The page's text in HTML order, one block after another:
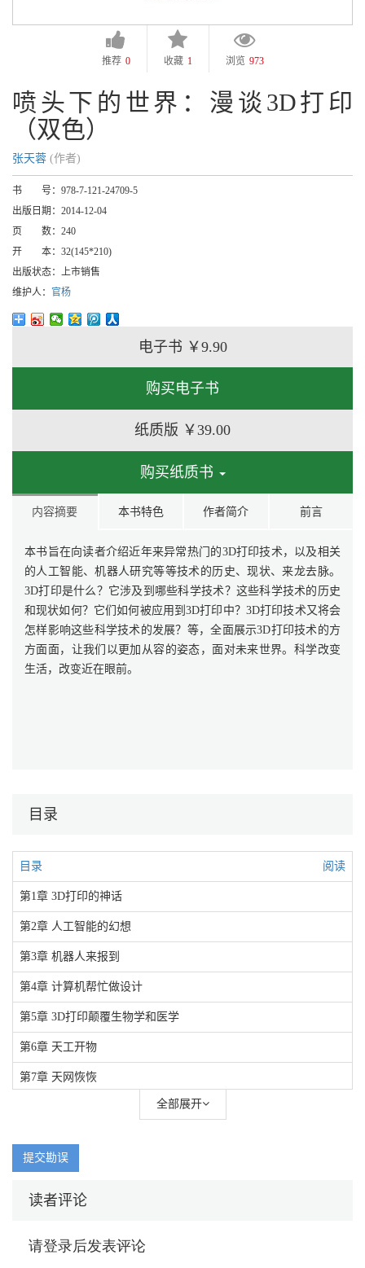
推荐 0 收藏 1 浏览 973
喷头下的世界：漫谈3D打印
（双色）
张天蓉 (作者)
书 号： 978-7-121-24709-5
出版日期： 2014-12-04
页 数： 240
开 本： 32(145*210)
出版状态： 上市销售
维护人： 官杨
电子书 ￥9.90
购买电子书
纸质版 ￥39.00
购买纸质书
内容摘要 本书特色 作者简介 前言
本书旨在向读者介绍近年来异常热门的3D打印技术，以及相关
的人工智能、机器人研究等等技术的历史、现状、来龙去脉。
3D打印是什么？它涉及到哪些科学技术？这些科学技术的历史
和现状如何？它们如何被应用到3D打印中？3D打印技术又将会
怎样影响这些科学技术的发展？等，全面展示3D打印技术的方
方面面，让我们以更加从容的姿态，面对未来世界。科学改变
生活，改变近在眼前。
目录
目录 阅读
第1章 3D打印的神话
第2章 人工智能的幻想
第3章 机器人来报到
第4章 计算机帮忙做设计
第5章 3D打印颠覆生物学和医学
第6章 天工开物
第7章 天网恢恢
全部展开
提交勘误
读者评论